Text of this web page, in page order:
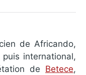
de Africando,
international,
de Betece,